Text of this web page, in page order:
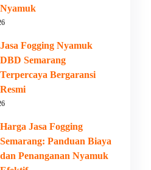
Nyamuk
Jasa Fogging Nyamuk
DBD Semarang
Terpercaya Bergaransi
Resmi
Harga Jasa Fogging
Semarang: Panduan Biaya
dan Penanganan Nyamuk